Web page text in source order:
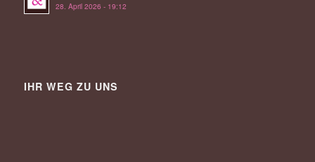
28. April 2026 - 19:12
IHR WEG ZU UNS